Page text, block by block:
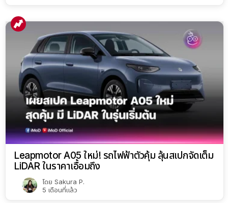
Leapmotor A05 ใหม่! รถไฟฟ้าตัวคุ้ม ลุ้นสเปกจัดเต็ม
LiDAR ในราคาเอื้อมถึง
โดย Sakura P.
5 เดือนที่แล้ว